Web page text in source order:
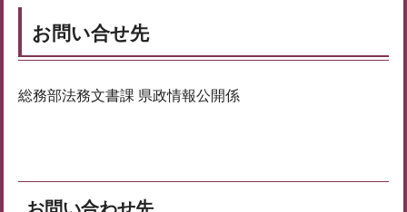
お問い合せ先
総務部法務文書課 県政情報公開係
お問い合わせ先